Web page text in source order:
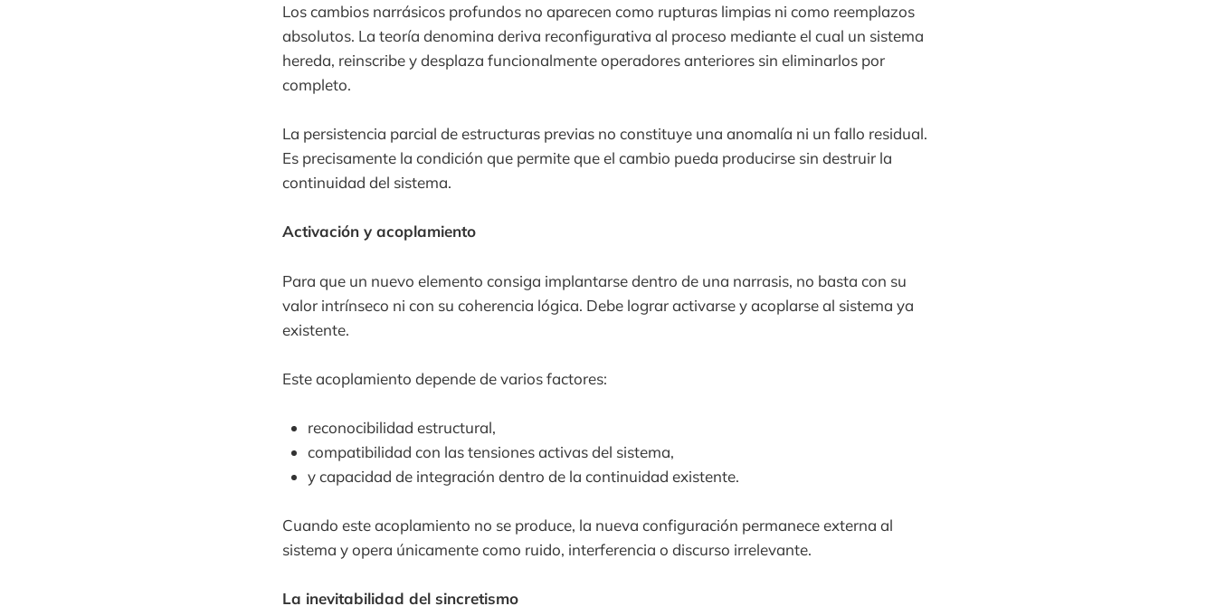
Los cambios narrásicos profundos no aparecen como rupturas limpias ni como reemplazos
absolutos. La teoría denomina deriva reconfigurativa al proceso mediante el cual un sistema
hereda, reinscribe y desplaza funcionalmente operadores anteriores sin eliminarlos por
completo.
La persistencia parcial de estructuras previas no constituye una anomalía ni un fallo residual.
Es precisamente la condición que permite que el cambio pueda producirse sin destruir la
continuidad del sistema.
Activación y acoplamiento
Para que un nuevo elemento consiga implantarse dentro de una narrasis, no basta con su
valor intrínseco ni con su coherencia lógica. Debe lograr activarse y acoplarse al sistema ya
existente.
Este acoplamiento depende de varios factores:
reconocibilidad estructural,
compatibilidad con las tensiones activas del sistema,
y capacidad de integración dentro de la continuidad existente.
Cuando este acoplamiento no se produce, la nueva configuración permanece externa al
sistema y opera únicamente como ruido, interferencia o discurso irrelevante.
La inevitabilidad del sincretismo